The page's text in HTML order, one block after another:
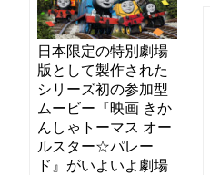
日本限定の特別劇場
版として製作された
シリーズ初の参加型
ムービー『映画 きか
んしゃトーマス オー
ルスター☆パレー
ド』がいよいよ劇場